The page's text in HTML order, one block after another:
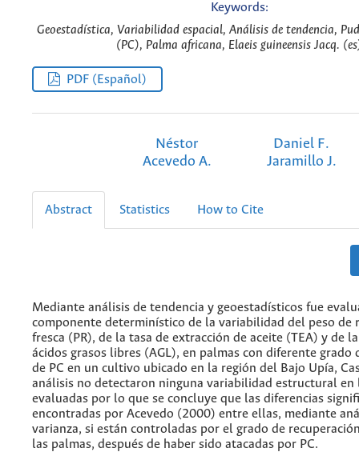
Keywords:
Geoestadística, Variabilidad espacial, Análisis de tendencia,
(PC), Palma africana, Elaeis guineensis Jacq.
PDF (Español)
Néstor
Acevedo A.
Daniel F.
Jaramillo J.
Abstract Statistics How to Cite
Mediante análisis de tendencia y geoestadísticos fue
componente determinístico de la variabilidad del peso de
fresca (PR), de la tasa de extracción de aceite (TEA) y de
ácidos grasos libres (AGL), en palmas con diferente grado
de PC en un cultivo ubicado en la región del Bajo Upía,
análisis no detectaron ninguna variabilidad estructural en
evaluadas por lo que se concluye que las diferencias
encontradas por Acevedo (2000) entre ellas, mediante
varianza, si están controladas por el grado de
las palmas, después de haber sido atacadas por PC.